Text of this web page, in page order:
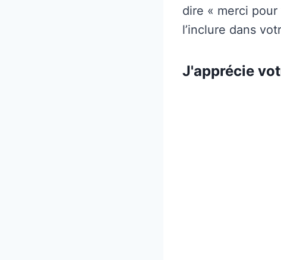
dire « merci
l’inclure dans
J'apprécie